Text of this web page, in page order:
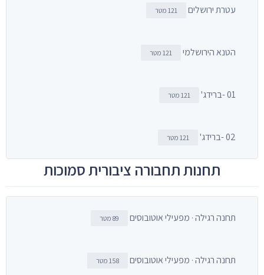
עטרת ירושלים 121 מטר
הטנא הירושלמי 121 מטר
01 -ברידג' 121 מטר
02 -ברידג' 121 מטר
תחנות תחבורה ציבורית סמוכות
תחנה רגילה · מפעילי אוטובוסים 89 מטר
תחנה רגילה · מפעילי אוטובוסים 158 מטר